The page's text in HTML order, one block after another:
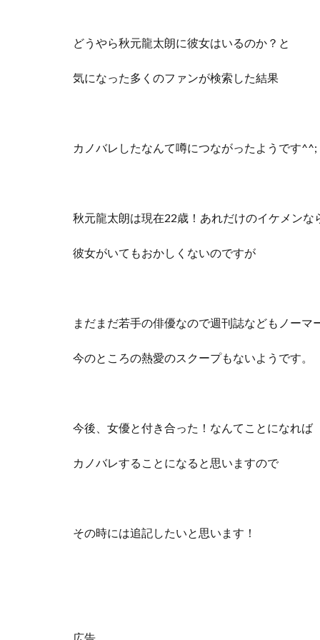
どうやら秋元龍太朗に彼女はいるのか？と
気になった多くのファンが検索した結果
カノバレしたなんて噂につながったようです^^;
秋元龍太朗は現在22歳！あれだけのイケメンな
彼女がいてもおかしくないのですが
まだまだ若手の俳優なので週刊誌などもノーマ
今のところの熱愛のスクープもないようです。
今後、女優と付き合った！なんてことになれば
カノバレすることになると思いますので
その時には追記したいと思います！